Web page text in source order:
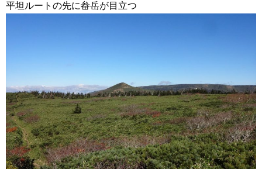
平坦ルートの先に畚岳が目立つ